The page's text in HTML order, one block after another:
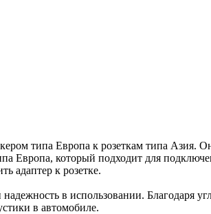
типа Европа к розеткам типа Азия.
Европа, который подходит для
адаптер к розетке.
в использовании. Благодаря
в автомобиле.